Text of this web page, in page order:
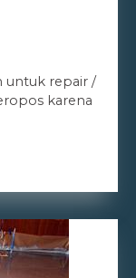
untuk repair /
karena